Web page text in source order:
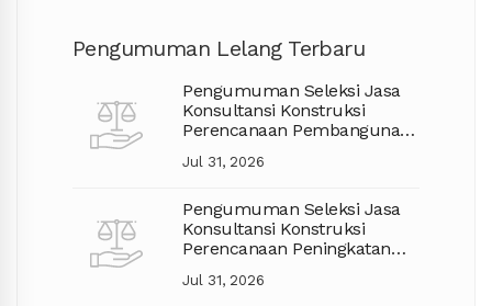
Pengumuman Lelang Terbaru
Pengumuman Seleksi Jasa
Konsultansi Konstruksi
Perencanaan Pembangunan
Jul 31, 2026
Pengumuman Seleksi Jasa
Konsultansi Konstruksi
Perencanaan Peningkatan
Jul 31, 2026